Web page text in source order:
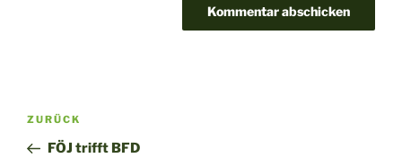
Beitragsnavigation
Vorheriger
Beitrag
ZURÜCK
FÖJ trifft BFD